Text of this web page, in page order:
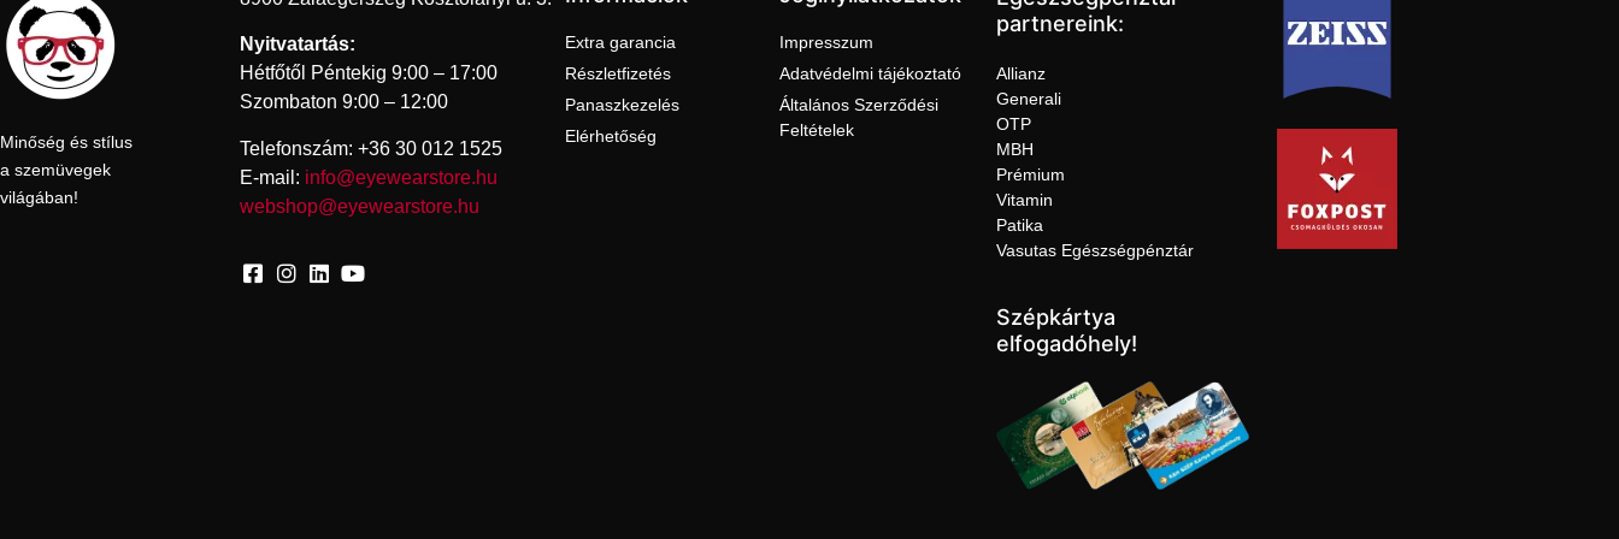
Minőség és stílus
a szemüvegek
világában!
Nyitvatartás:
Hétfőtől Péntekig 9:00 – 17:00
Szombaton 9:00 – 12:00
Telefonszám: +36 30 012 1525
E-mail: info@eyewearstore.hu
webshop@eyewearstore.hu
Extra garancia
Részletfizetés
Panaszkezelés
Elérhetőség
Impresszum
Adatvédelmi tájékoztató
Általános Szerződési
Feltételek
partnereink:
Allianz
Generali
OTP
MBH
Prémium
Vitamin
Patika
Vasutas Egészségpénztár
Szépkártya
elfogadóhely!